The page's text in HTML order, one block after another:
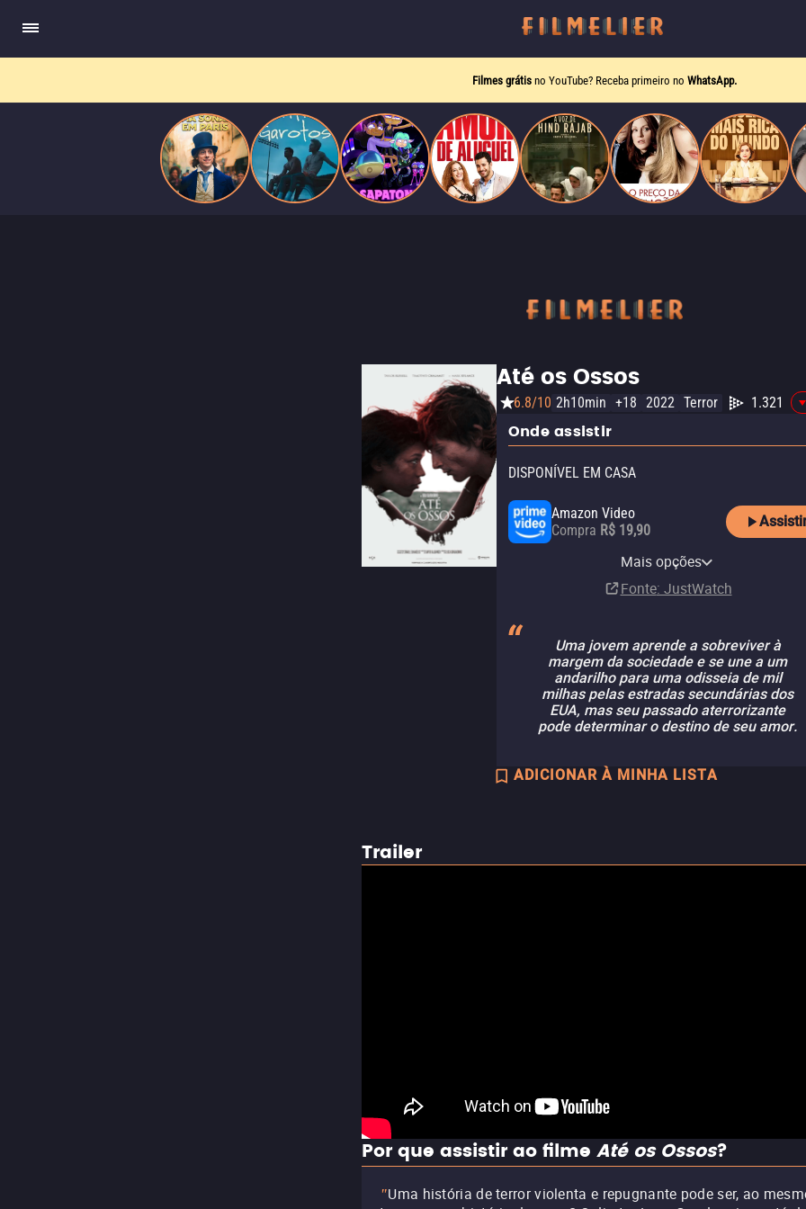
Filmes grátis no YouTube? Receba primeiro no WhatsApp.
Até os Ossos
6.8/10 2h10min +18 2022 Terror 1.321
Onde assistir
DISPONÍVEL EM CASA
Amazon Video
Compra R$ 19,90
Apple TV Store
R$ 11,90
Claro TV+
Amazon Prime Video
Assinatura
Amazon Prime Video with
Assinatura
MUBI
Assinatura
YouTube
MUBI Amazon Channel
AssinaturaMais opções
Fonte: JustWatch
Uma jovem aprende a sobreviver à
margem da sociedade e se une a um
andarilho para uma odisseia de mil
milhas pelas estradas secundárias dos
EUA, mas seu passado aterrorizante
pode determinar o destino de seu amor.
ADICIONAR À MINHA LISTA
Trailer
Por que assistir ao filme Até os Ossos?
"Uma história de terror violenta e repugnante pode ser, ao
Paris
meio a círculos aristocráticos e reais.